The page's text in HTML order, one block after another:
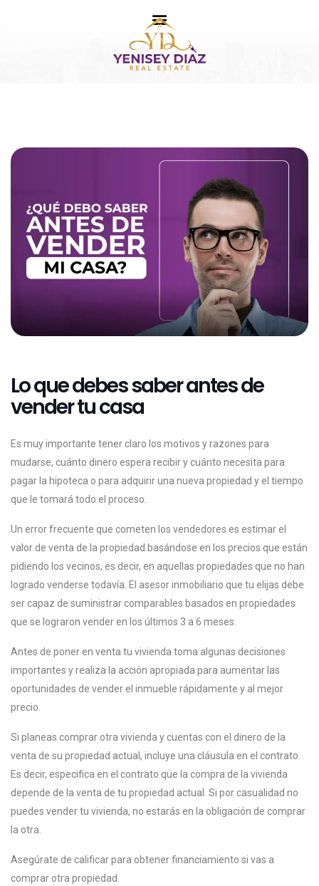
Lo que debes saber antes de
vender tu casa
Es muy importante tener claro los motivos y razones para
mudarse, cuánto dinero espera recibir y cuánto necesita para
pagar la hipoteca o para adquirir una nueva propiedad y el tiempo
que le tomará todo el proceso.
Un error frecuente que cometen los vendedores es estimar el
valor de venta de la propiedad basándose en los precios que están
pidiendo los vecinos, es decir, en aquellas propiedades que no han
logrado venderse todavía. El asesor inmobiliario que tu elijas debe
ser capaz de suministrar comparables basados en propiedades
que se lograron vender en los últimos 3 a 6 meses.
Antes de poner en venta tu vivienda toma algunas decisiones
importantes y realiza la acción apropiada para aumentar las
oportunidades de vender el inmueble rápidamente y al mejor
precio.
Si planeas comprar otra vivienda y cuentas con el dinero de la
venta de su propiedad actual, incluye una cláusula en el contrato.
Es decir, especifica en el contrato que la compra de la vivienda
depende de la venta de tu propiedad actual. Si por casualidad no
puedes vender tu vivienda, no estarás en la obligación de comprar
la otra.
Asegúrate de calificar para obtener financiamiento si vas a
comprar otra propiedad.